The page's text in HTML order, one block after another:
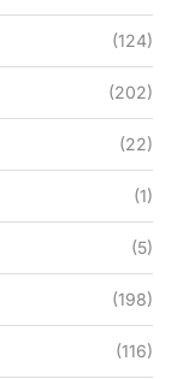
(124)
(202)
(22)
(1)
(5)
(198)
(116)